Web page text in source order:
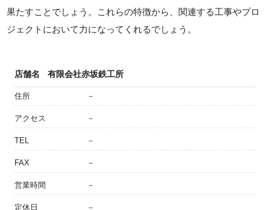
果たすことでしょう。これらの特徴から、関連する工事やプロ
ジェクトにおいて力になってくれるでしょう。
店舗名 有限会社赤坂鉄工所
住所 －
アクセス －
TEL －
FAX －
営業時間 －
定休日 －